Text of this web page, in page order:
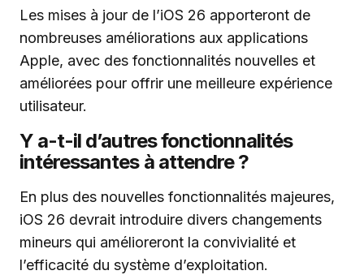
Les mises à jour de l’iOS 26 apporteront de
nombreuses améliorations aux applications
Apple, avec des fonctionnalités nouvelles et
améliorées pour offrir une meilleure expérience
utilisateur.
Y a-t-il d’autres fonctionnalités
intéressantes à attendre ?
En plus des nouvelles fonctionnalités majeures,
iOS 26 devrait introduire divers changements
mineurs qui amélioreront la convivialité et
l’efficacité du système d’exploitation.